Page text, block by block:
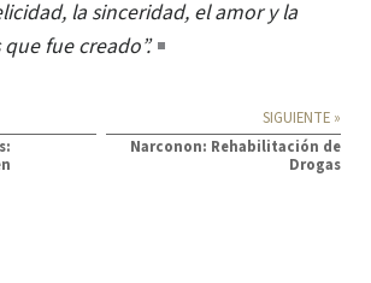
la sinceridad, el amor y la
fue creado”.
SIGUIENTE »
Narconon: Rehabilitación de
Drogas